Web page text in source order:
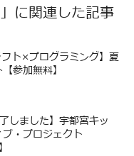
」に関連した記事
ト×プログラミング】夏
参加無料】
しました】宇都宮キッ
・プロジェクト